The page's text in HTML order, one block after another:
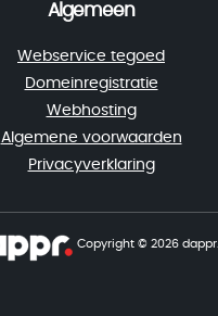
Algemeen
Webservice tegoed
Domeinregistratie
Webhosting
Algemene voorwaarden
Privacyverklaring
Copyright © 2026 dappr.